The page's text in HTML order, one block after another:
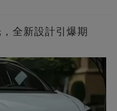
全新設計引爆期